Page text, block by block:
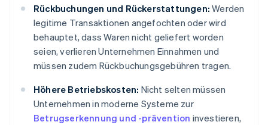
Rückbuchungen und Rückerstattungen: Werden
legitime Transaktionen angefochten oder wird
behauptet, dass Waren nicht geliefert worden
seien, verlieren Unternehmen Einnahmen und
müssen zudem Rückbuchungsgebühren tragen.
Höhere Betriebskosten: Nicht selten müssen
Unternehmen in moderne Systeme zur
Betrugserkennung und -prävention investieren,